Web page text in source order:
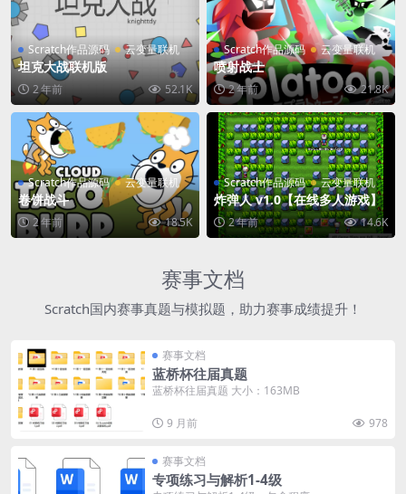
Scratch作品源码 云变量联机
坦克大战联机版
2 年前 52.1K
Scratch作品源码 云变量联机
喷射战士
2 年前 21.8K
Scratch作品源码 云变量联机
卷饼战斗
2 年前 18.5K
Scratch作品源码 云变量联机
炸弹人 v1.0【在线多人游戏】
2 年前 14.6K
赛事文档
Scratch国内赛事真题与模拟题，助力赛事成绩提升！
赛事文档
蓝桥杯往届真题
蓝桥杯往届真题 大小：163MB
9 月前 978
赛事文档
专项练习与解析1-4级